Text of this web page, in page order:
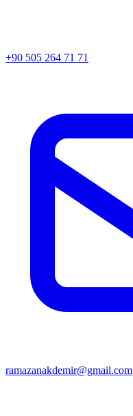
+90 505 264 71 71
ramazanakdemir@gmail.com